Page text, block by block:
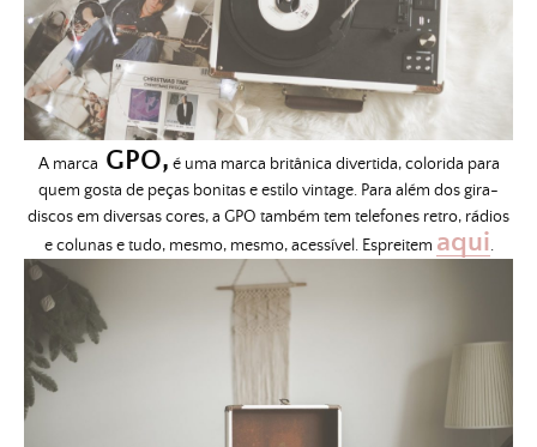
A marca GPO, é uma marca britânica divertida, colorida para
quem gosta de peças bonitas e estilo vintage. Para além dos gira-
discos em diversas cores, a GPO também tem telefones retro, rádios
e colunas e tudo, mesmo, mesmo, acessível. Espreitem aqui.